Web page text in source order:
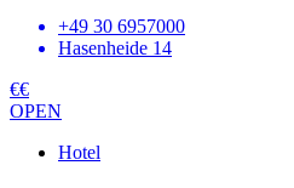
+49 30 6957000
Hasenheide 14
€€
OPEN
Hotel